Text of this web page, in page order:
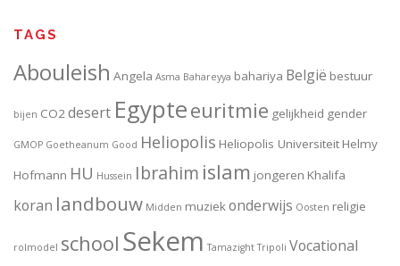
TAGS
Abouleish Angela Asma Bahareyya bahariya België bestuur
bijen CO2desert Egypteeuritmie gelijkheid gender
GMOP Goetheanum Good Heliopolis Heliopolis Universiteit Helmy
Hofmann HU Hussein Ibrahim islam jongeren Khalifa
koran landbouw Midden muziekonderwijs Oosten religie
rolmodel school Sekem Tamazight Tripoli Vocational